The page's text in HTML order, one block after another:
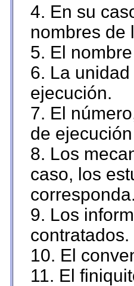
4. En su
nombres de
5. El
6. La
ejecución.
7. El
de
8. Los
caso, los
corresponda.
9. Los
contratados.
10. El
11. El